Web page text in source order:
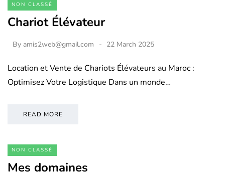
NON CLASSÉ
Chariot Élévateur
By amis2web@gmail.com 22 March 2025
Location et Vente de Chariots Élévateurs au Maroc :
Optimisez Votre Logistique Dans un monde…
READ MORE
NON CLASSÉ
Mes domaines